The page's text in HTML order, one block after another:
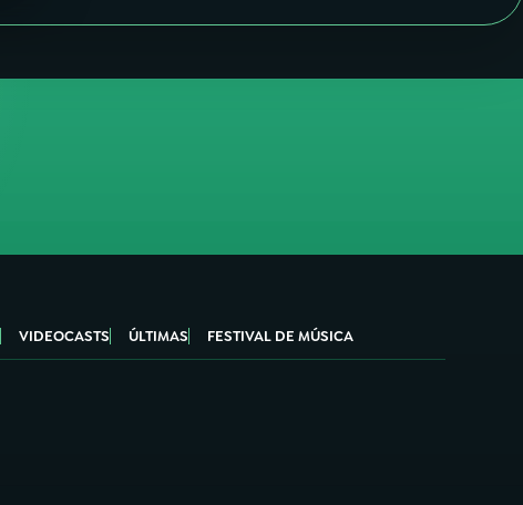
VIDEOCASTS ÚLTIMAS FESTIVAL DE MÚSICA